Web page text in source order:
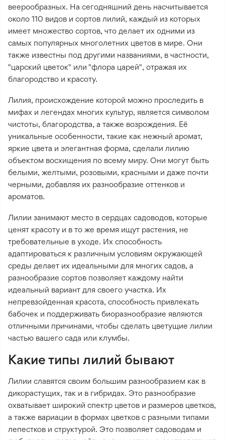
веерообразных. На сегодняшний день насчитывается
около 110 видов и сортов лилий, каждый из которых
имеет множество сортов, что делает их одними из
самых популярных многолетних цветов в мире. Они
также известны под другими названиями, в частности,
"царский цветок" или "флора царей", отражая их
благородство и красоту.
Лилия, происхождение которой можно проследить в
мифах и легендах многих культур, является символом
чистоты, благородства, а также возрождения. Её
уникальные особенности, такие как нежный аромат,
яркие цвета и элегантная форма, сделали лилию
объектом восхищения по всему миру. Они могут быть
белыми, желтыми, розовыми, красными и даже почти
черными, добавляя их разнообразие оттенков и
ароматов.
Лилии занимают место в сердцах садоводов, которые
ценят красоту и в то же время ищут растения, не
требовательные в уходе. Их способность
адаптироваться к различным условиям окружающей
среды делает их идеальными для многих садов, а
разнообразие сортов позволяет каждому найти
идеальный вариант для своего участка. Их
непревзойденная красота, способность привлекать
бабочек и поддерживать биоразнообразие являются
отличными причинами, чтобы сделать цветущие лилии
частью вашего сада или клумбы.
Какие типы лилий бывают
Лилии славятся своим большим разнообразием как в
дикорастущих, так и в гибридах. Это разнообразие
охватывает широкий спектр цветов и размеров цветков,
а также вариации в формах цветков с разными типами
лепестков и структурой. Это позволяет садоводам и